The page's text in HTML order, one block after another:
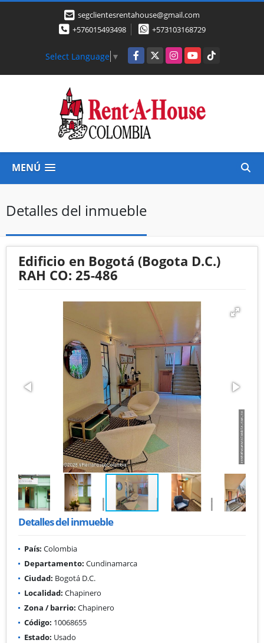
segclientesrentahouse@gmail.com
+576015493498
+573103168729
Select Language ▼ Facebook
X InstagramYouTubeTikTok
MENÚ
Detalles del inmueble
Edificio en Bogotá (Bogota D.C.)
RAH CO: 25-486
Detalles del inmueble
País: Colombia
Departamento: Cundinamarca
Ciudad: Bogotá D.C.
Localidad: Chapinero
Zona / barrio: Chapinero
Código: 10068655
Estado: Usado